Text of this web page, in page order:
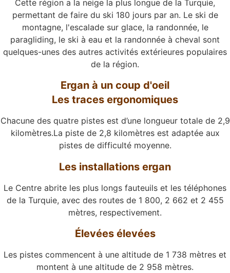
Cette région a la neige la plus longue de la Turquie,
permettant de faire du ski 180 jours par an. Le ski de
montagne, l'escalade sur glace, la randonnée, le
paragliding, le ski à eau et la randonnée à cheval sont
quelques-unes des autres activités extérieures populaires
de la région.
Ergan à un coup d'oeil
Les traces ergonomiques
Chacune des quatre pistes est d’une longueur totale de 2,9
kilomètres.La piste de 2,8 kilomètres est adaptée aux
pistes de difficulté moyenne.
Les installations ergan
Le Centre abrite les plus longs fauteuils et les téléphones
de la Turquie, avec des routes de 1 800, 2 662 et 2 455
mètres, respectivement.
Élevées élevées
Les pistes commencent à une altitude de 1 738 mètres et
montent à une altitude de 2 958 mètres.